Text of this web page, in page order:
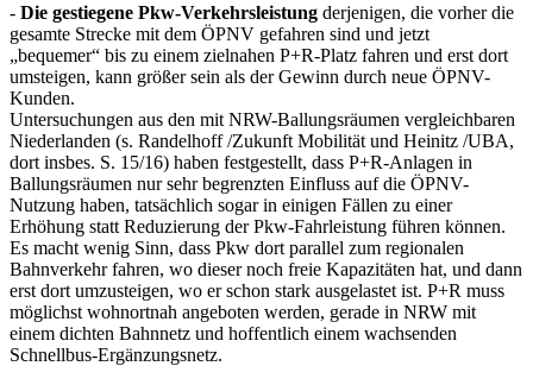
- Die gestiegene Pkw-Verkehrsleistung derjenigen, die vorher die
gesamte Strecke mit dem ÖPNV gefahren sind und jetzt
„bequemer“ bis zu einem zielnahen P+R-Platz fahren und erst dort
umsteigen, kann größer sein als der Gewinn durch neue ÖPNV-
Kunden.
Untersuchungen aus den mit NRW-Ballungsräumen vergleichbaren
Niederlanden (s. Randelhoff /Zukunft Mobilität und Heinitz /UBA,
dort insbes. S. 15/16) haben festgestellt, dass P+R-Anlagen in
Ballungsräumen nur sehr begrenzten Einfluss auf die ÖPNV-
Nutzung haben, tatsächlich sogar in einigen Fällen zu einer
Erhöhung statt Reduzierung der Pkw-Fahrleistung führen können.
Es macht wenig Sinn, dass Pkw dort parallel zum regionalen
Bahnverkehr fahren, wo dieser noch freie Kapazitäten hat, und dann
erst dort umzusteigen, wo er schon stark ausgelastet ist. P+R muss
möglichst wohnortnah angeboten werden, gerade in NRW mit
einem dichten Bahnnetz und hoffentlich einem wachsenden
Schnellbus-Ergänzungsnetz.